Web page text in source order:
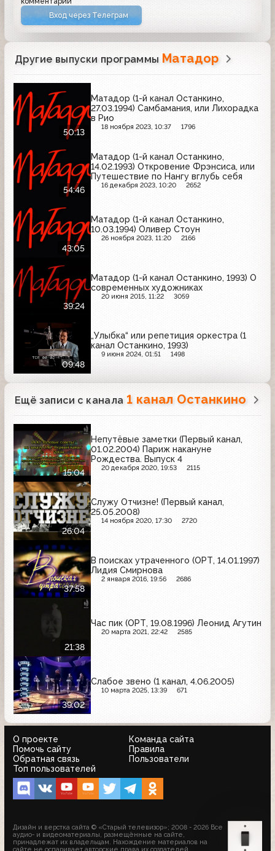
Вход через Телеграм
Другие выпуски программы Матадор
50:13
Матадор (1-й канал Останкино,
27.03.1994) Самбамания, или Лихорадка
в Рио
18 ноября 2023, 10:37 1796
54:46
Матадор (1-й канал Останкино,
14.02.1993) Откровение Фрэнсиса, или
Путешествие по Нангу вглубь себя
16 декабря 2023, 10:20 2652
43:05
Матадор (1-й канал Останкино,
10.03.1994) Оливер Стоун
26 ноября 2023, 11:20 2166
39:24
Матадор (1-й канал Останкино, 1993) О
современных художниках
20 июня 2015, 11:22 3059
09:48
„Улыбка“ или репетиция оркестра (1
канал Останкино, 1993)
9 июня 2024, 01:51 1498
Ещё записи с канала 1 канал Останкино
15:04
Непутёвые заметки (Первый канал,
01.02.2004) Париж накануне
Рождества. Выпуск 4
20 декабря 2020, 19:53 2115
26:04
Служу Отчизне! (Первый канал,
25.05.2008)
14 ноября 2020, 17:30 2720
37:58
В поисках утраченного (ОРТ, 14.01.1997)
Лидия Смирнова
2 января 2016, 19:56 2686
21:38
Час пик (ОРТ, 19.08.1996) Леонид Агутин
20 марта 2021, 22:42 2585
39:02
Слабое звено (1 канал, 4.06.2005)
10 марта 2025, 13:39 671
О проекте
Команда сайта
Помочь сайту
Правила
Обратная связь
Пользователи
Топ пользователей
Дизайн и верстка сайта © «Старый телевизор»; 2008 - 2026 Все
аудио- и видеоматериалы, размещённые на сайте,
принадлежат их владельцам. Нахождение материалов на
сайте не оспаривает авторские права их создателей.